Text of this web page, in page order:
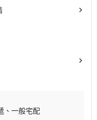
一般宅配